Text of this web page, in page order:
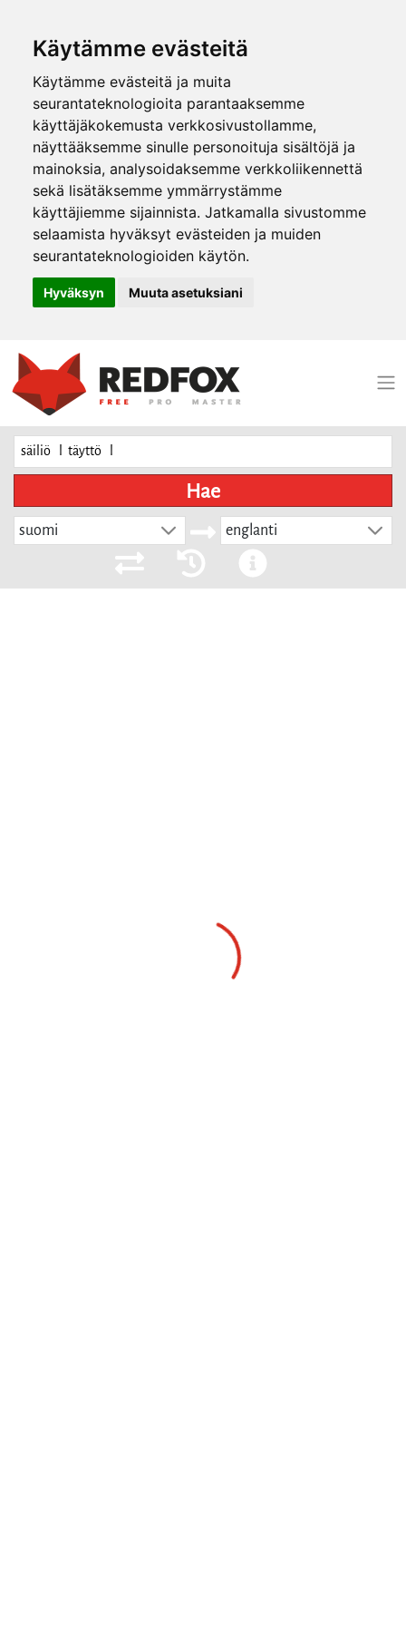
Käytämme evästeitä
Käytämme evästeitä ja muita
seurantateknologioita parantaaksemme
käyttäjäkokemusta verkkosivustollamme,
näyttääksemme sinulle personoituja sisältöjä ja
mainoksia, analysoidaksemme verkkoliikennettä
sekä lisätäksemme ymmärrystämme
käyttäjiemme sijainnista. Jatkamalla sivustomme
selaamista hyväksyt evästeiden ja muiden
seurantateknologioiden käytön.
Hyväksyn Muuta asetuksiani
Hae
suomi englanti